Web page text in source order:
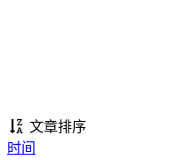
文章排序
时间